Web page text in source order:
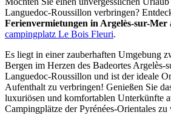
Languedoc-Roussillon verbringen?
Ferienvermietungen in Argelès-sur-Mer
campingplatz Le Bois Fleuri.
Es liegt in einer zauberhaften Umgebung
Bergen im Herzen des Badeortes Argelès-
Languedoc-Roussillon und ist der ideale
Aufenthalt zu verbringen! Genießen Sie
luxuriösen und komfortablen Unterkünfte
Campingplätze der Pyrénées-Orientales zu